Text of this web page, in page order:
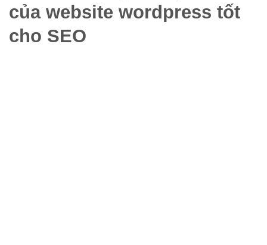
của website wordpress tốt
cho SEO